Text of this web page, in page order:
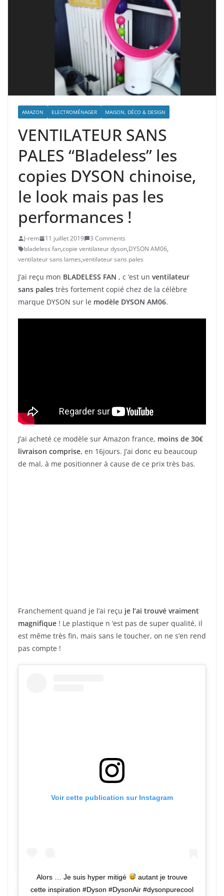
AMAZON ELECTROMÉNAGER MAISON, DÉCO & DESIGN
VENTILATEUR SANS
PALES “Bladeless” les
copies DYSON chinoise,
le look mais pas les
performances !
J-rem 11 juillet 2019
3 Comments
bladeless fan,copie ventilateur dyson,DYSON AM06,
ventilateur sans lames,ventilateur sans pales
J’ai reçu mon BLADELESS FAN , c ‘est un ventilateur
sans pales très fortement copié chez de la célèbre
marque DYSON sur le modèle DYSON AM06.
J’ai acheté ce modèle sur Amazon france, moins de 30€
livraison comprise, en 16jours. J’ai donc eu beaucoup
de mal, à me positionner à cause de ce prix très bas.
Franchement quand je l’ai reçu je l’ai trouvé vraiment
magnifique ! Le plastique n ‘est pas de super qualité, il
est même très fin, mais sans le toucher, on ne s’en rend
pas compte !
Voir cette publication sur Instagram
Alors … Je suis hyper mitigé
autant je trouve
cette inspiration #Dyson #DysonAir #dysonpurecool